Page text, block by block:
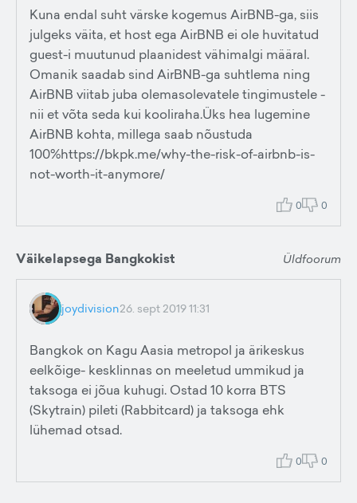
Kuna endal suht värske kogemus AirBNB-ga, siis
julgeks väita, et host ega AirBNB ei ole huvitatud
guest-i muutunud plaanidest vähimalgi määral.
Omanik saadab sind AirBNB-ga suhtlema ning
AirBNB viitab juba olemasolevatele tingimustele -
nii et võta seda kui kooliraha.Üks hea lugemine
AirBNB kohta, millega saab nõustuda
100%https://bkpk.me/why-the-risk-of-airbnb-is-
not-worth-it-anymore/
0 0
Väikelapsega Bangkokist Üldfoorum
joydivision26. sept 2019 11:31
Bangkok on Kagu Aasia metropol ja ärikeskus
eelkõige- kesklinnas on meeletud ummikud ja
taksoga ei jõua kuhugi. Ostad 10 korra BTS
(Skytrain) pileti (Rabbitcard) ja taksoga ehk
lühemad otsad.
0 0